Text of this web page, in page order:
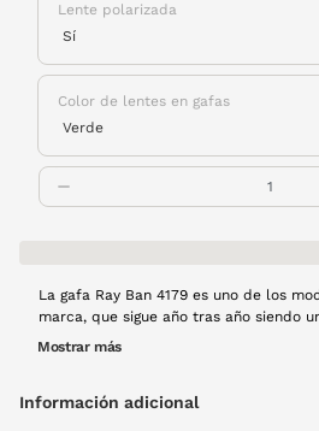
Lente polarizada
Color de lentes en gafas
La gafa Ray Ban 4179 es uno de los
marca, que sigue año tras año siendo
diseño de linea rectangular y muy
Mostrar más
Información adicional